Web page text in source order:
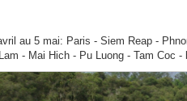
au 5 mai: Paris - Siem Reap -
- Mai Hich - Pu Luong - Tam Coc